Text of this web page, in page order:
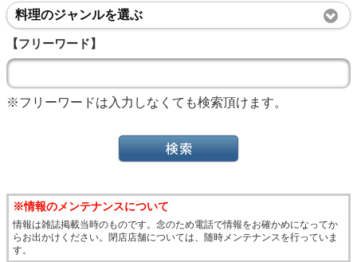
料理のジャンルを選ぶ
【フリーワード】
※フリーワードは入力しなくても検索頂けます。
※情報のメンテナンスについて
情報は雑誌掲載当時のものです。念のため電話で情報をお確かめになってか
らお出かけください。閉店店舗については、随時メンテナンスを行っていま
す。